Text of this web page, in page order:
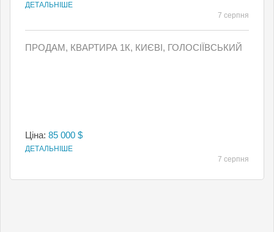
ДЕТАЛЬНІШЕ
7 серпня
ПРОДАМ, КВАРТИРА 1К, КИЄВI, ГОЛОСІЇВСЬКИЙ
Ціна: 85 000 $
ДЕТАЛЬНІШЕ
7 серпня